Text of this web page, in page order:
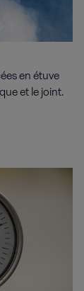
en étuve
et le joint.